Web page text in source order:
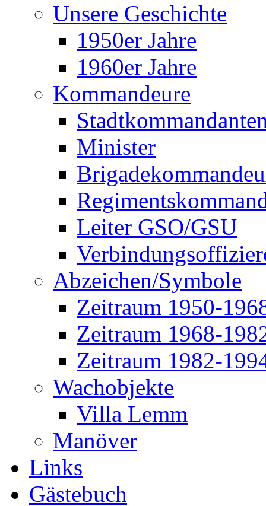
Unsere Geschichte
1950er Jahre
1960er Jahre
Kommandeure
Minister
Leiter GSO/GSU
Abzeichen/Symbole
Zeitraum 1950-
Zeitraum 1968-
Zeitraum 1982-
Wachobjekte
Villa Lemm
Manöver
Links
Gästebuch